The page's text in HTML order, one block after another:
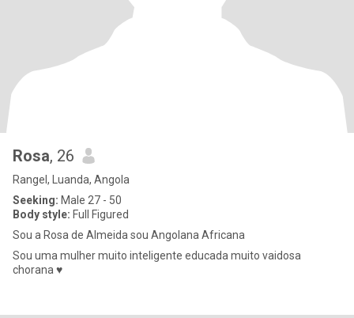
Rosa, 26
Rangel, Luanda, Angola
Seeking: Male 27 - 50
Body style: Full Figured
Sou a Rosa de Almeida sou Angolana Africana
Sou uma mulher muito inteligente educada muito vaidosa
chorana ♥️